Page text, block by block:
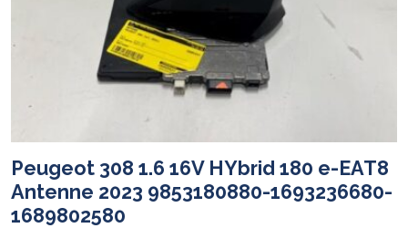
Peugeot 308 1.6 16V HYbrid 180 e-EAT8
Antenne 2023 9853180880-1693236680-
1689802580